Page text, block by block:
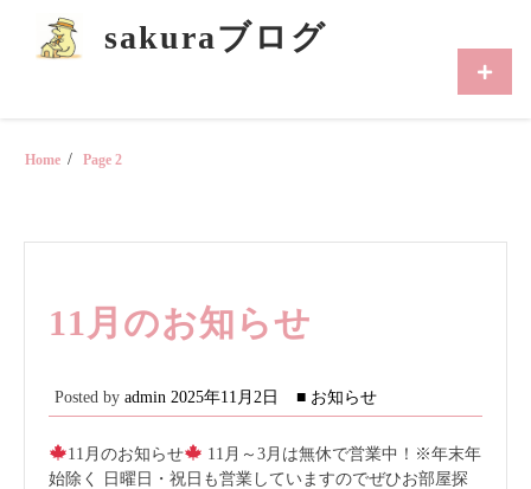
content
sakuraブログ
Home Page 2
11月のお知らせ
Posted by admin 2025年11月2日 ■ お知らせ
11月のお知らせ
11月～3月は無休で営業中！※年末年
始除く 日曜日・祝日も営業していますのでぜひお部屋探